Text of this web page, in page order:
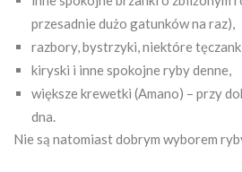
przesadnie dużo gatunków na raz),
razbory, bystrzyki, niektóre
kiryski i inne spokojne ryby denne,
większe krewetki (Amano) – przy
dna.
Nie są natomiast dobrym wyborem